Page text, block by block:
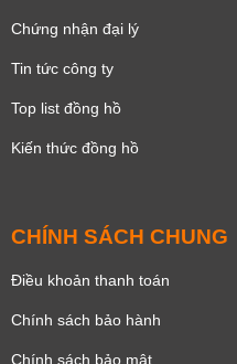
Chứng nhận đại lý
Tin tức công ty
Top list đồng hồ
Kiến thức đồng hồ
CHÍNH SÁCH CHUNG
Điều khoản thanh toán
Chính sách bảo hành
Chính sách bảo mật